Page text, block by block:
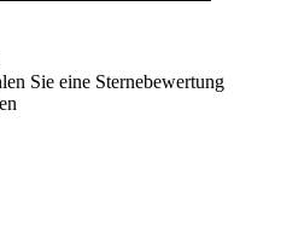
Sie eine Sternebewertung